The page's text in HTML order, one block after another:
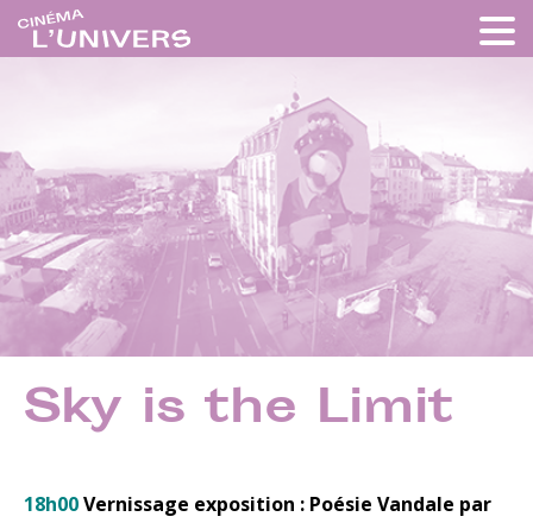
Sky is the Limit
18h00Vernissage exposition : Poésie Vandale par